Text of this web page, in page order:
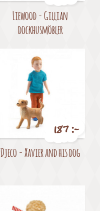
Pris
Liewood - Gillian
dockhusmöbler
Pris
187 :-
Djeco - Xavier and his dog